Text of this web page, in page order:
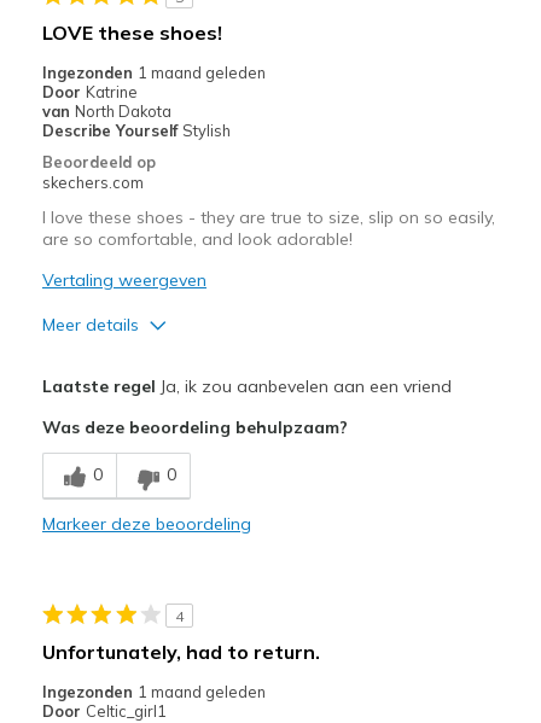
migratiegeschiedenis
van
de
page_id
bezoeken.
LOVE these shoes!
Ingezonden 1 maand geleden
Door Katrine
van North Dakota
Describe Yourself Stylish
Beoordeeld op
skechers.com
I love these shoes - they are true to size, slip on so easily,
are so comfortable, and look adorable!
Vertaling weergeven
Meer details
Breathe Well
Comfortable
Minpunten
Laatste regel Ja, ik zou aanbevelen aan een vriend
Was deze beoordeling behulpzaam?
0 0
Markeer deze beoordeling
4
Unfortunately, had to return.
Ingezonden 1 maand geleden
Door Celtic_girl1